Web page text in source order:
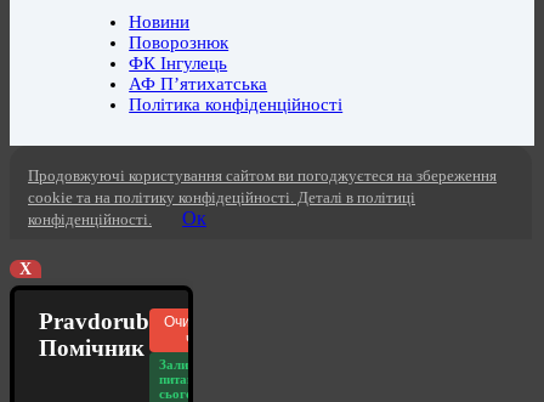
Новини
Поворознюк
ФК Інгулець
АФ П’ятихатська
Політика конфіденційності
Продовжуючі користування сайтом ви погоджуєтеся на збереження
cookie та на політику конфідеційності. Деталі в політиці
конфіденційності.
Ок
X
Pravdorub
Помічник
Очистити
чат
Залишилось
питань
сьогодні: 20